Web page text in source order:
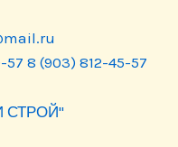
57 8 (903) 812-45-57